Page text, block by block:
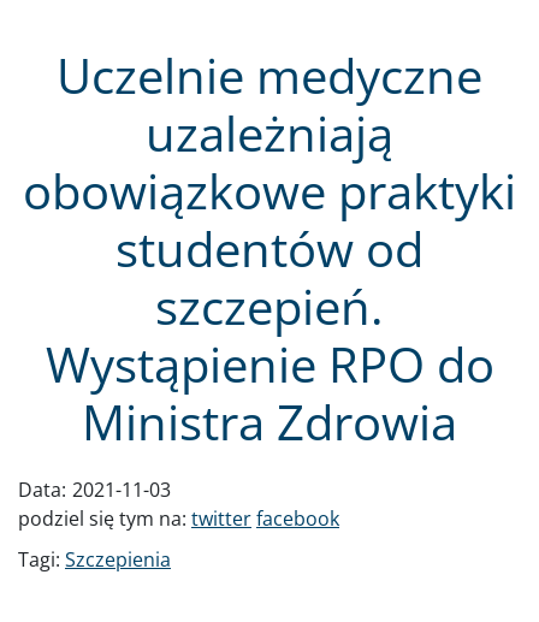
Uczelnie medyczne
uzależniają
obowiązkowe praktyki
studentów od
szczepień.
Wystąpienie RPO do
Ministra Zdrowia
Data: 2021-11-03
podziel się tym na: twitterfacebook
Tagi: Szczepienia